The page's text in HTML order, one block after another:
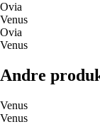
Ovia
Venus
Ovia
Venus
Andre
Venus
Venus